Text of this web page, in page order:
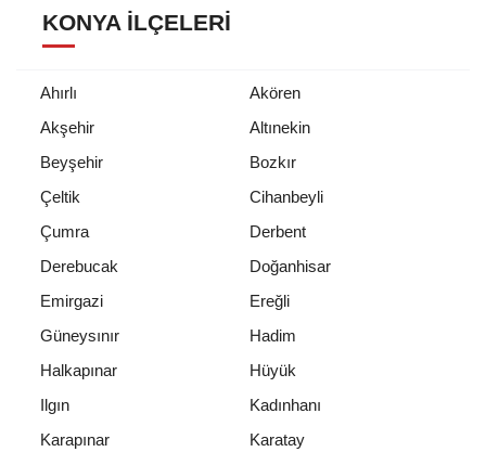
KONYA İLÇELERI
Ahırlı
Akören
Akşehir
Altınekin
Beyşehir
Bozkır
Çeltik
Cihanbeyli
Çumra
Derbent
Derebucak
Doğanhisar
Emirgazi
Ereğli
Güneysınır
Hadim
Halkapınar
Hüyük
Ilgın
Kadınhanı
Karapınar
Karatay